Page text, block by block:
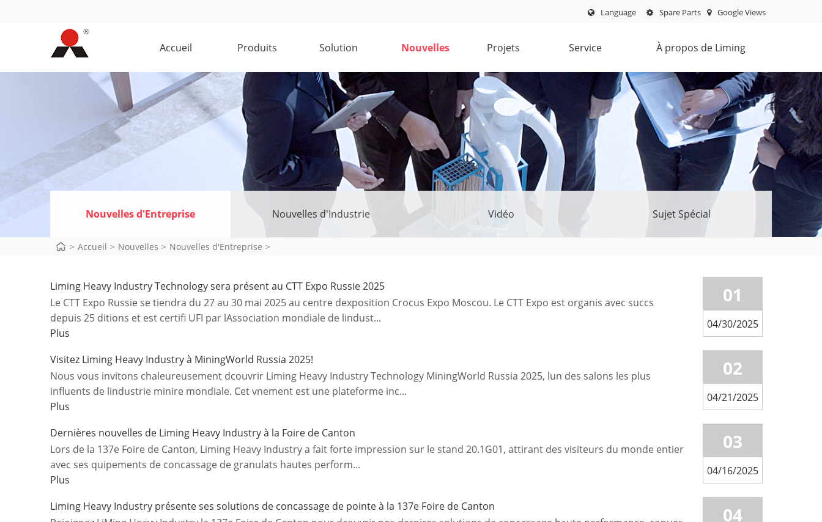
Language Google Views
Spare Parts
Accueil Produits Solution Nouvelles Projets Service À propos de Liming
Nouvelles d'Entreprise Nouvelles d'Industrie Vidéo Sujet Spécial
> Accueil > Nouvelles > Nouvelles d'Entreprise >
Liming Heavy Industry Technology sera présent au CTT Expo Russie 2025
Le CTT Expo Russie se tiendra du 27 au 30 mai 2025 au centre dexposition Crocus Expo Moscou. Le CTT Expo est organis avec succs
depuis 25 ditions et est certifi UFI par lAssociation mondiale de lindust...
Plus
01
04/30/2025
Visitez Liming Heavy Industry à MiningWorld Russia 2025!
Nous vous invitons chaleureusement dcouvrir Liming Heavy Industry Technology MiningWorld Russia 2025, lun des salons les plus
influents de lindustrie minire mondiale. Cet vnement est une plateforme inc...
Plus
02
04/21/2025
Dernières nouvelles de Liming Heavy Industry à la Foire de Canton
Lors de la 137e Foire de Canton, Liming Heavy Industry a fait forte impression sur le stand 20.1G01, attirant des visiteurs du monde entier
avec ses quipements de concassage de granulats hautes perform...
Plus
03
04/16/2025
Liming Heavy Industry présente ses solutions de concassage de pointe à la 137e Foire de Canton
04